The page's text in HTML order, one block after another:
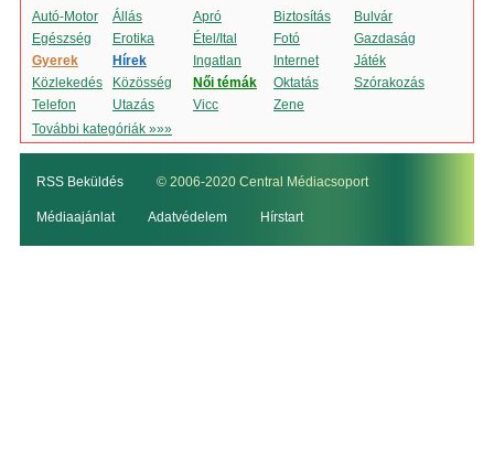
Autó-Motor Állás Apró Biztosítás
Bulvár
Egészség
Erotika Étel/Ital Fotó
Gazdaság
Gyerek
Hírek Ingatlan Internet
Játék
Közlekedés
Közösség Női témák Oktatás
Szórakozás
Telefon
Utazás Vicc
Zene
További kategóriák »»»
RSS Beküldés © 2006-2020 Central Médiacsoport
Médiaajánlat Adatvédelem Hírstart